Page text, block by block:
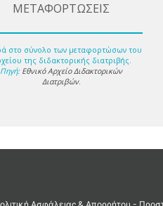
ΜΕΤΑΦΟΡΤΩΣΕΙΣ
στο σύνολο των μεταφορτώσων του
της διδακτορικής διατριβής.
Πηγή: Εθνικό Αρχείο Διδακτορικών
Διατριβών.